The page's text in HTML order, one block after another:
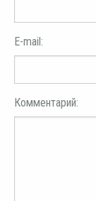
E-mail:
Комментарий: